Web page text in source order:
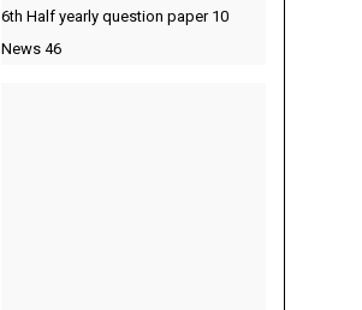
6th Half yearly question paper 10
News 46